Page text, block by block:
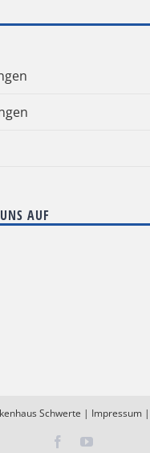
AUF
Schwerte | Impressum|
FacebookYouTube